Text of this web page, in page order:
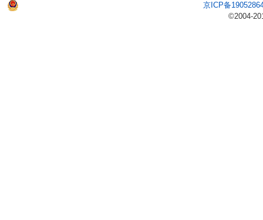
京ICP备
©2004-